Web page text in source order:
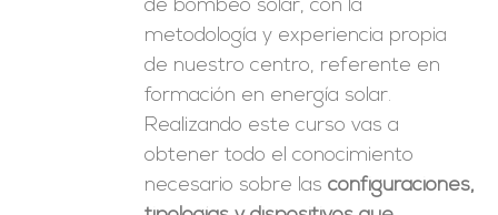
de bombeo solar, con la
metodología y experiencia propia
de nuestro centro, referente en
formación en energía solar.
Realizando este curso vas a
obtener todo el conocimiento
necesario sobre lasconfiguraciones,